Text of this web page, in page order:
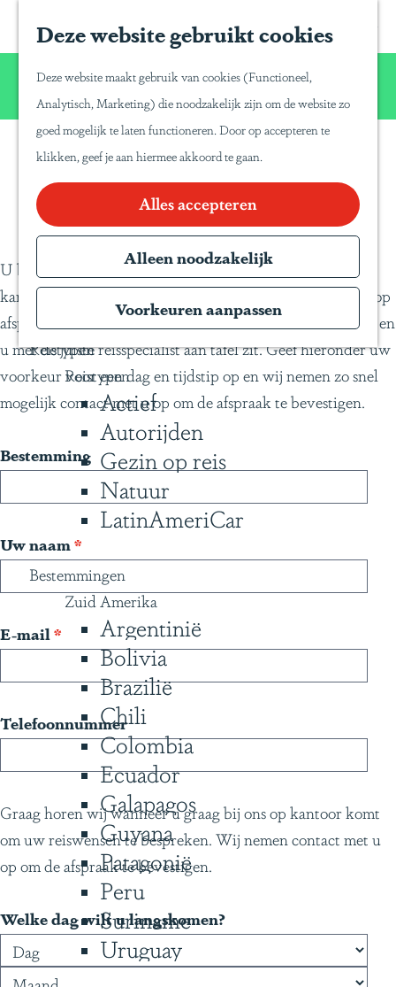
Deze website gebruikt cookies
Deze website maakt gebruik van cookies (Functioneel,
Analytisch, Marketing) die noodzakelijk zijn om de website zo
goed mogelijk te laten functioneren. Door op accepteren te
klikken, geef je aan hiermee akkoord te gaan.
Alles accepteren
Alleen noodzakelijk
Voorkeuren aanpassen
p
a
g
Inspiratie
Reisinspiratie
Blog
Duurzaam reizen
Gente Mágica
Inspiratiedagen
KLM Holland
Herald
Magazine
Webinars
Reistypen
Reistypen
Actief
Autorijden
Gezin op reis
Natuur
LatinAmeriCar
Bestemmingen
Zuid Amerika
Argentinië
Bolivia
Brazilië
Chili
Colombia
Ecuador
Galapagos
Guyana
Patagonië
Peru
Suriname
Uruguay
k
a
T
a
e
l
Wij willen u net zo van Latijns-Amerika laten
genieten zoals wij dat zelf doen!
Afspraak plannen
U bent van harte welkom om uw reisplannen bij ons op
kantoor met ons te komen bespreken. Dit doen we graag op
afspraak omdat we dan voldoende tijd kunnen inplannen en
u met de juiste reisspecialist aan tafel zit. Geef hieronder uw
voorkeur voor een dag en tijdstip op en wij nemen zo snel
mogelijk contact met u op om de afspraak te bevestigen.
Bestemming
Uw naam*v
e
r
p
l
h
t
E-mail*v
r
l
h
t
Telefoonnummer
Graag horen wij wanneer u graag bij ons op kantoor komt
om uw reiswensen te bespreken. Wij nemen contact met u
op om de afspraak te bevestigen.
Welke dag wilt u langskomen?
a
M
a
a